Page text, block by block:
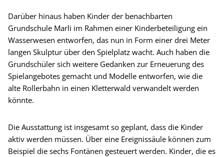
Darüber hinaus haben Kinder der benachbarten
Grundschule Marli im Rahmen einer Kinderbeteiligung ein
Wasserwesen entworfen, das nun in Form einer drei Meter
langen Skulptur über den Spielplatz wacht. Auch haben die
Grundschüler sich weitere Gedanken zur Erneuerung des
Spielangebotes gemacht und Modelle entworfen, wie die
alte Rollerbahn in einen Kletterwald verwandelt werden
könnte.
Die Ausstattung ist insgesamt so geplant, dass die Kinder
aktiv werden müssen. Über eine Ereignissäule können zum
Beispiel die sechs Fontänen gesteuert werden. Kinder, die es